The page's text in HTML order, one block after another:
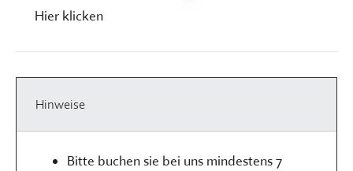
Hier klicken
Hinweise
Bitte buchen sie bei uns mindestens 7